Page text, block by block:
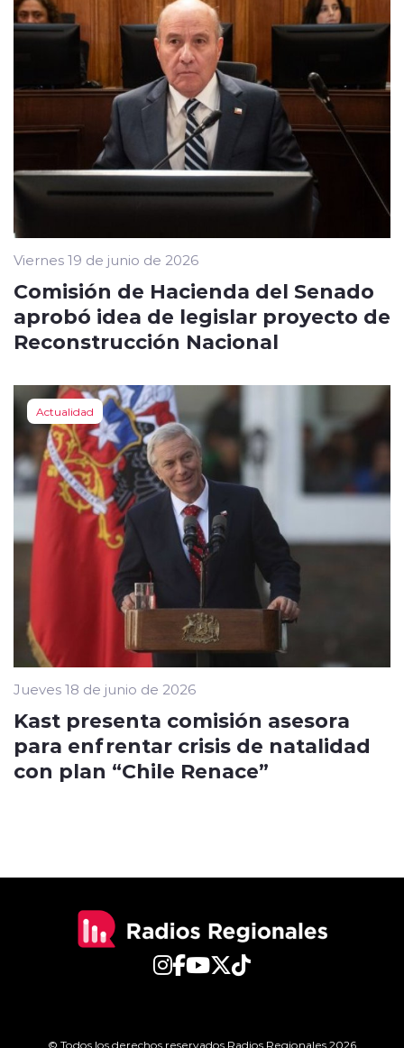
Viernes 19 de junio de 2026
Comisión de Hacienda del Senado
aprobó idea de legislar proyecto de
Reconstrucción Nacional
Actualidad
Jueves 18 de junio de 2026
Kast presenta comisión asesora
para enfrentar crisis de natalidad
con plan “Chile Renace”
© Todos los derechos reservados Radios Regionales 2026